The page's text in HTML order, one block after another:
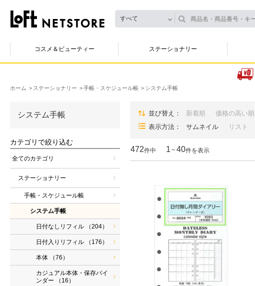
すべて
コスメ＆ビューティー ステーショナリー
ホーム ステーショナリー 手帳・スケジュール帳 システム手帳
システム手帳
カテゴリで絞り込む
全てのカテゴリ
ステーショナリー
手帳・スケジュール帳
システム手帳
日付なしリフィル （204）
日付入りリフィル （176）
本体 （76）
カジュアル本体・保存バイ
ンダー
（16）
並び替え 新着順 価格の高い順
表示方法
サムネイル リスト
472件中 1 ～40件を表示